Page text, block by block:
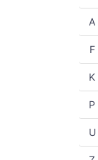
A
F
K
P
U